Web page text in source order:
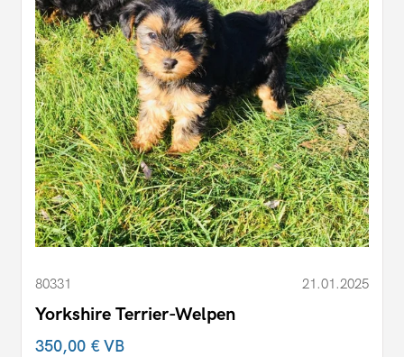
80331 21.01.2025
Yorkshire Terrier-Welpen
350,00 €VB